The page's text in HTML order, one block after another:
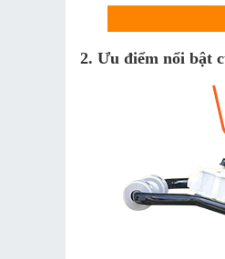
2. Ưu điểm nổi bật